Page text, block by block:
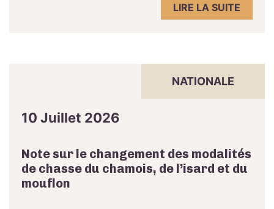
LIRE LA SUITE
NATIONALE
10 Juillet 2026
Note sur le changement des modalités
de chasse du chamois, de l’isard et du
mouflon